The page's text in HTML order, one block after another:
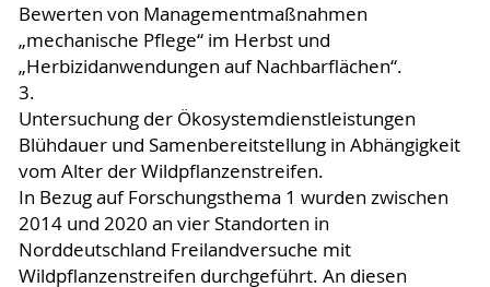
Bewerten von Managementmaßnahmen
„mechanische Pflege“ im Herbst und
„Herbizidanwendungen auf Nachbarflächen“.
3.
Untersuchung der Ökosystemdienstleistungen
Blühdauer und Samenbereitstellung in Abhängigkeit
vom Alter der Wildpflanzenstreifen.
In Bezug auf Forschungsthema 1 wurden zwischen
2014 und 2020 an vier Standorten in
Norddeutschland Freilandversuche mit
Wildpflanzenstreifen durchgeführt. An diesen